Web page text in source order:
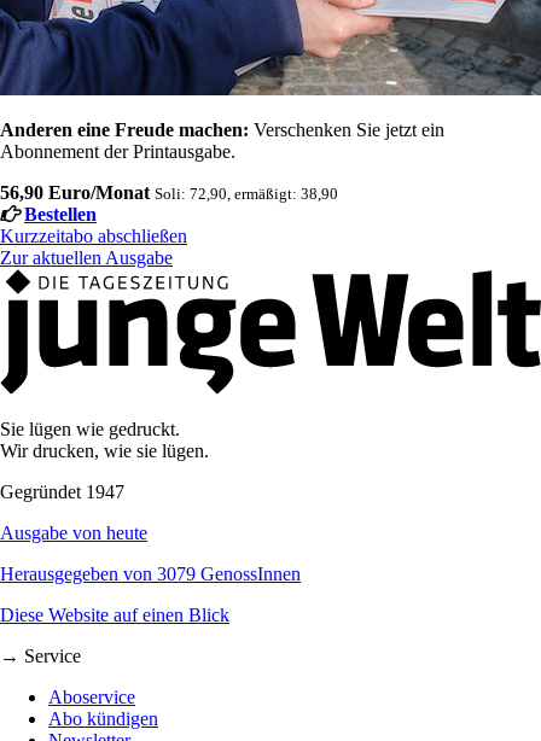
Anderen eine Freude machen: Verschenken Sie jetzt ein
Abonnement der Printausgabe.
56,90 Euro/Monat Soli: 72,90, ermäßigt: 38,90
Bestellen
Kurzzeitabo abschließen
Zur aktuellen Ausgabe
Sie lügen wie gedruckt.
Wir drucken, wie sie lügen.
Gegründet 1947
Ausgabe von heute
Herausgegeben von 3079 GenossInnen
Diese Website auf einen Blick
→ Service
Aboservice
Abo kündigen